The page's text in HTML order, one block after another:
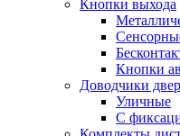
Кнопки выхода
Кнопки
Доводчики
Уличные
С